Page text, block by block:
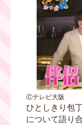
Ⓒテレビ大阪
ひとしきり包
について語り